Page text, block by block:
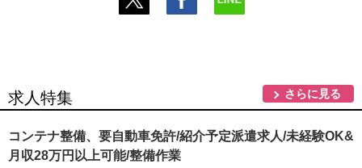
求人特集 さらに見る
コンテナ整備、要自動車免許/紹介予定派遣求人/未経験OK&
月収28万円以上可能/整備作業